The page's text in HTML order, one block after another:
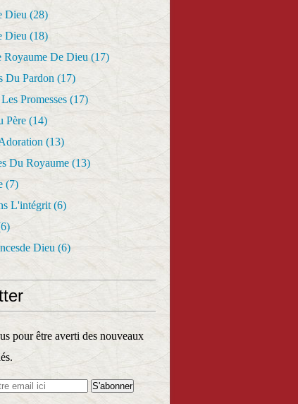
Dieu (28)
Dieu (18)
Royaume De Dieu (17)
Du Pardon (17)
Promesses (17)
Père (14)
(13)
Du Royaume (13)
(7)
L'intégrit (6)
Dieu (6)
pour être averti des nouveaux